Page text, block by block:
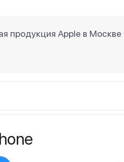
продукция Apple в Москве